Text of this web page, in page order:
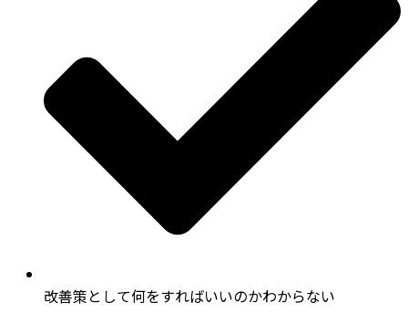
改善策として何をすればいいのかわからない